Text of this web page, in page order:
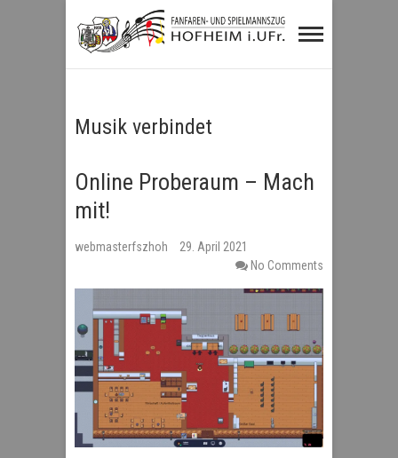
Fanfaren- und
Spielmannszug
Musik verbindet
Online Proberaum – Mach
mit!
webmasterfszhoh
29. April 2021
No Comments